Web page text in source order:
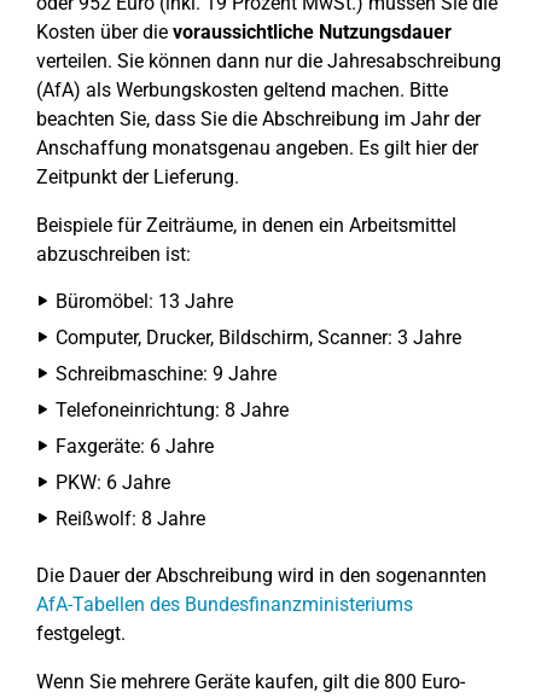
Kosten über die voraussichtliche Nutzungsdauer
verteilen. Sie können dann nur die Jahresabschreibung
(AfA) als Werbungskosten geltend machen. Bitte
beachten Sie, dass Sie die Abschreibung im Jahr der
Anschaffung monatsgenau angeben. Es gilt hier der
Zeitpunkt der Lieferung.
Beispiele für Zeiträume, in denen ein Arbeitsmittel
abzuschreiben ist:
Büromöbel: 13 Jahre
Computer, Drucker, Bildschirm, Scanner: 3 Jahre
Schreibmaschine: 9 Jahre
Telefoneinrichtung: 8 Jahre
Faxgeräte: 6 Jahre
PKW: 6 Jahre
Reißwolf: 8 Jahre
Die Dauer der Abschreibung wird in den sogenannten
AfA-Tabellen des Bundesfinanzministeriums
festgelegt.
Wenn Sie mehrere Geräte kaufen, gilt die 800 Euro-